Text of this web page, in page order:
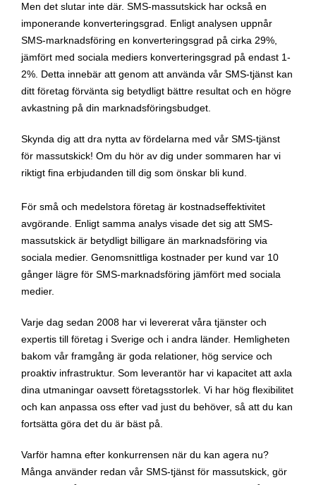
Men det slutar inte där. SMS-massutskick har också en
imponerande konverteringsgrad. Enligt analysen uppnår
SMS-marknadsföring en konverteringsgrad på cirka 29%,
jämfört med sociala mediers konverteringsgrad på endast 1-
2%. Detta innebär att genom att använda vår SMS-tjänst kan
ditt företag förvänta sig betydligt bättre resultat och en högre
avkastning på din marknadsföringsbudget.
Skynda dig att dra nytta av fördelarna med vår SMS-tjänst
för massutskick! Om du hör av dig under sommaren har vi
riktigt fina erbjudanden till dig som önskar bli kund.
För små och medelstora företag är kostnadseffektivitet
avgörande. Enligt samma analys visade det sig att SMS-
massutskick är betydligt billigare än marknadsföring via
sociala medier. Genomsnittliga kostnader per kund var 10
gånger lägre för SMS-marknadsföring jämfört med sociala
medier.
Varje dag sedan 2008 har vi levererat våra tjänster och
expertis till företag i Sverige och i andra länder. Hemligheten
bakom vår framgång är goda relationer, hög service och
proaktiv infrastruktur. Som leverantör har vi kapacitet att axla
dina utmaningar oavsett företagsstorlek. Vi har hög flexibilitet
och kan anpassa oss efter vad just du behöver, så att du kan
fortsätta göra det du är bäst på.
Varför hamna efter konkurrensen när du kan agera nu?
Många använder redan vår SMS-tjänst för massutskick, gör